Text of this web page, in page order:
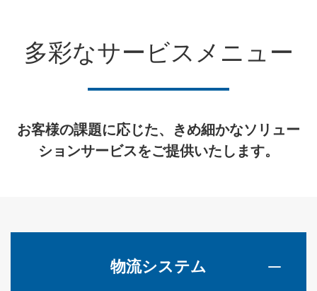
多彩なサービスメニュー
お客様の課題に応じた、きめ細かなソリュー
ションサービスをご提供いたします。
物流システム